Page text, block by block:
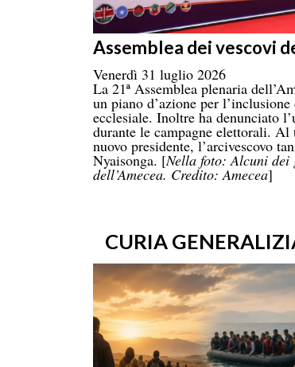
Assemblea dei vescovi
Venerdì 31 luglio 2026
La 21ª Assemblea plenaria
un piano d’azione per
ecclesiale. Inoltre ha denunciato
durante le campagne elettorali.
nuovo presidente, l’arcivescovo
Nyaisonga. [Nella foto: Alcuni dei
dell’Amecea. Credito: Amecea]
CURIA